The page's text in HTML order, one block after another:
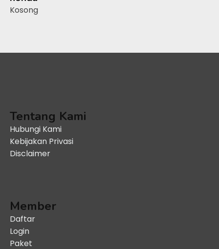
Kosong
Tentang Kami
Hubungi Kami
Kebijakan Privasi
Disclaimer
Member
Daftar
Login
Paket